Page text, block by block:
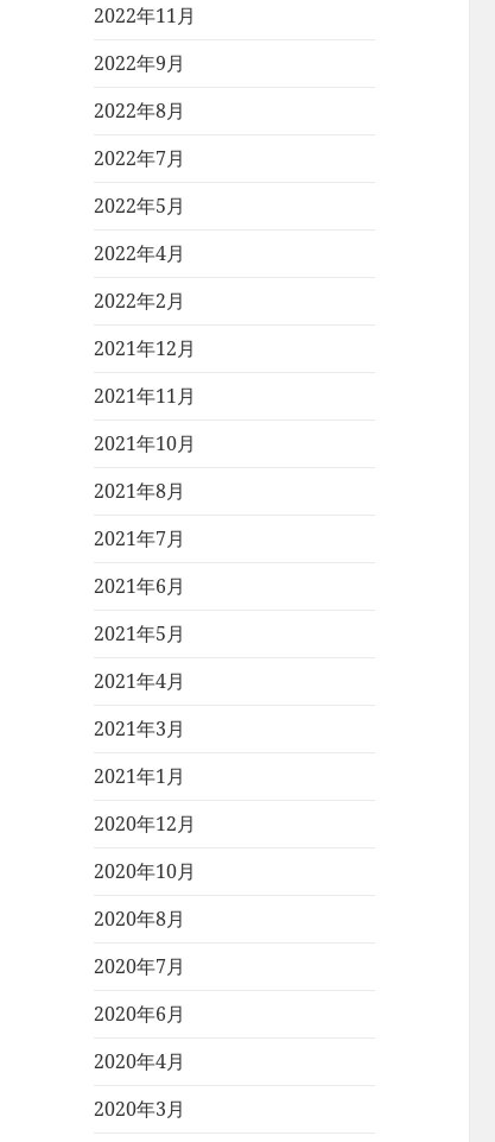
2022年11月
2022年9月
2022年8月
2022年7月
2022年5月
2022年4月
2022年2月
2021年12月
2021年11月
2021年10月
2021年8月
2021年7月
2021年6月
2021年5月
2021年4月
2021年3月
2021年1月
2020年12月
2020年10月
2020年8月
2020年7月
2020年6月
2020年4月
2020年3月